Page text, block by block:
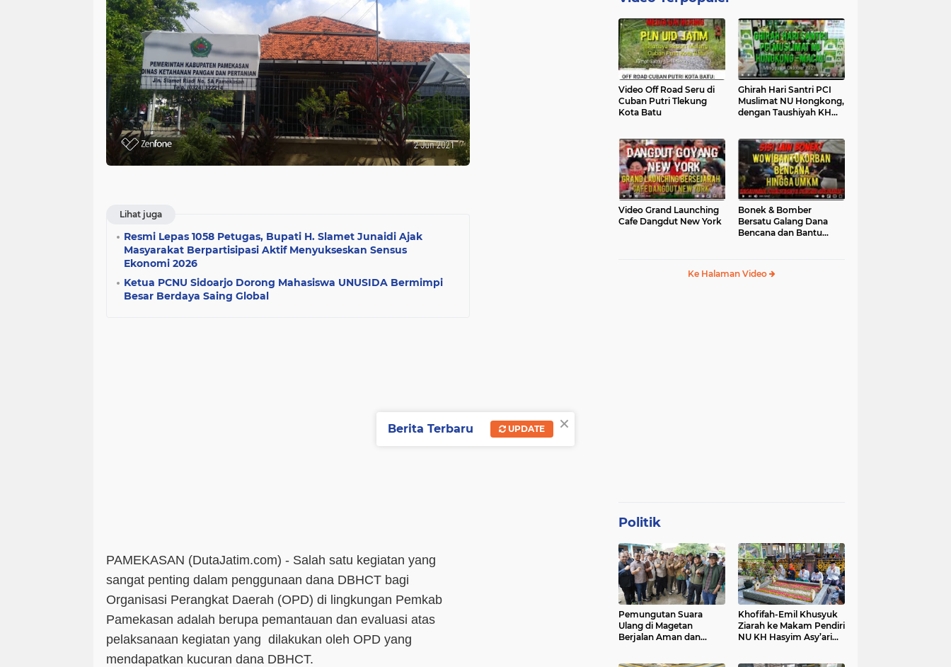
Lihat juga
Resmi Lepas 1058 Petugas, Bupati H. Slamet Junaidi Ajak
Masyarakat Berpartisipasi Aktif Menyukseskan Sensus
Ekonomi 2026
Ketua PCNU Sidoarjo Dorong Mahasiswa UNUSIDA Bermimpi
Besar Berdaya Saing Global
PAMEKASAN (DutaJatim.com) - Salah satu kegiatan yang
sangat penting dalam penggunaan dana DBHCT bagi
Organisasi Perangkat Daerah (OPD) di lingkungan Pemkab
Pamekasan adalah berupa pemantauan dan evaluasi atas
pelaksanaan kegiatan yang dilakukan oleh OPD yang
mendapatkan kucuran dana DBHCT.
Video Off Road Seru di
Cuban Putri Tlekung
Kota Batu
Ghirah Hari Santri PCI
Muslimat NU Hongkong,
dengan Taushiyah KH
Video Grand Launching
Cafe Dangdut New York
Bonek & Bomber
Bersatu Galang Dana
Bencana dan Bantu
Ke Halaman Video
Politik
Pemungutan Suara
Ulang di Magetan
Berjalan Aman dan
Khofifah-Emil Khusyuk
Ziarah ke Makam Pendiri
NU KH Hasyim Asy’ari
×
Berita Terbaru UPDATE